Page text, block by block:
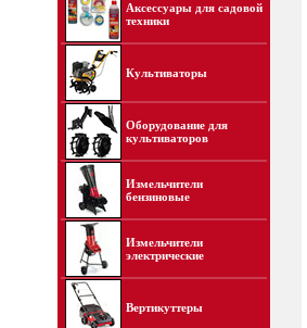
Аксессуары для садовой
техники
Культиваторы
Оборудование для
культиваторов
Измельчители
бензиновые
Измельчители
электрические
Вертикуттеры